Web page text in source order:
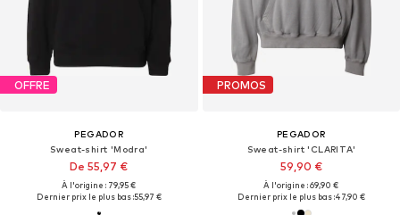
OFFRE
PEGADOR
Sweat-shirt 'Modra'
De 55,97 €
À l'origine : 79,95 €
Dernier prix le plus bas :55,97 €
PROMOS
PEGADOR
Sweat-shirt 'CLARITA'
59,90 €
À l'origine : 69,90 €
Dernier prix le plus bas :47,90 €